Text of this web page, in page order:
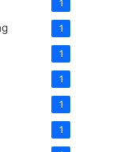
1
1
1
1
1
1